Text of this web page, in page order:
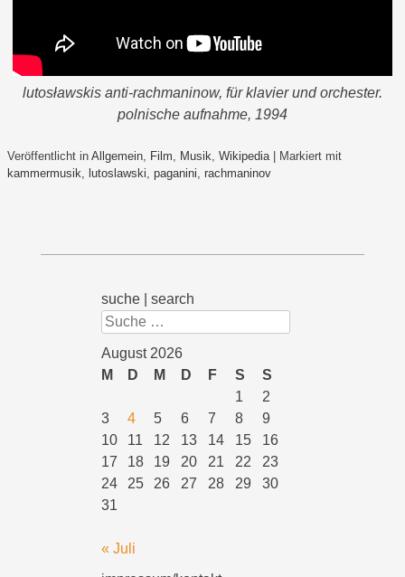
lutosławskis anti-rachmaninow, für klavier und orchester.
polnische aufnahme, 1994
Veröffentlicht in Allgemein, Film, Musik, Wikipedia
Markiert mit
kammermusik, lutoslawski, paganini, rachmaninov
suche | search
Suchen
August 2026
M
D M D F S
S
1
2
3
4 5 6 7 8
9
10
11 12 13 14 15
16
17
18 19 20 21 22
23
24
25 26 27 28 29
30
31
« Juli